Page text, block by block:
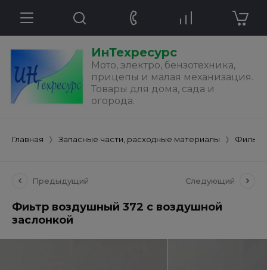
ИнТехресурс
Мото, электро, бензотехника,
прицепы и малая механизация.
Товары для дома, сада и
огорода.
Главная Запасные части, расходные материалы Фильтр
Предыдущий Следующий
Фиьтр воздушный 372 с воздушной
заслонкой